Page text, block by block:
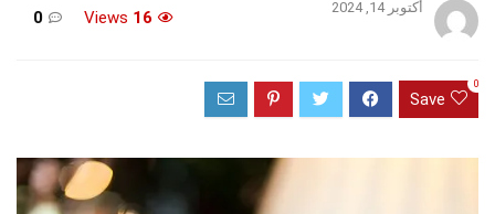
أكتوبر 14, 2024
16
0
Save
0